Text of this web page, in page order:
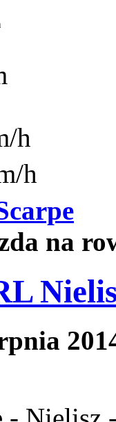
h
h
na